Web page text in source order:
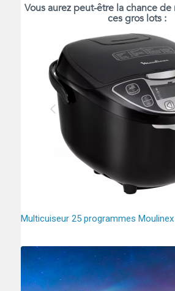
Vous aurez peut-être la chance
ces gros lots :
Multicuiseur 25 programmes Moulinex